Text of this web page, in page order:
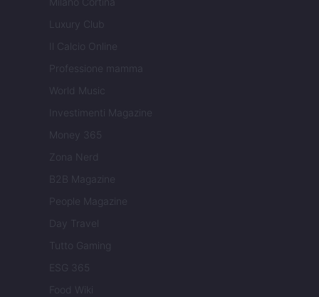
Luxury Club
Il Calcio Online
Professione mamma
World Music
Investimenti Magazine
Money 365
Zona Nerd
B2B Magazine
People Magazine
Day Travel
Tutto Gaming
ESG 365
Food Wiki